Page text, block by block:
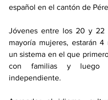
español en el cantón de
Jóvenes entre los 20 y 22
mayoría mujeres, estarán 4
un sistema en el que
con familias y luego
independiente.